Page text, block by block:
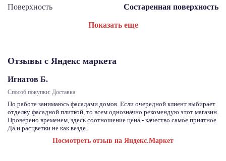
Поверхность
Состаренная поверхность
Показать еще
Отзывы с Яндекс маркета
Игнатов Б.
Способ покупки: Доставка
По работе занимаюсь фасадами домов. Если очередной клиент выбирает
отделку фасадной плиткой, то всем однозначно рекомендую этот магазин.
Проверено временем, здесь соотношение цена - качество самое приятное.
Да и расцветки не как везде.
Посмотреть отзыв на Яндекс.Маркет